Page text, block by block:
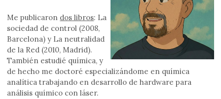
Me publicaron dos libros: La
sociedad de control (2008,
Barcelona) y La neutralidad
de la Red (2010, Madrid).
También estudié química, y
de hecho me doctoré especializándome en química
analítica trabajando en desarrollo de hardware para
análisis químico con láser.